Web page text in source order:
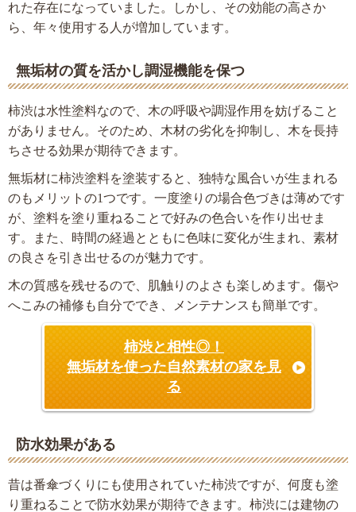
れた存在になっていました。しかし、その効能の高さか
ら、年々使用する人が増加しています。
無垢材の質を活かし調湿機能を保つ
柿渋は水性塗料なので、木の呼吸や調湿作用を妨げること
がありません。そのため、木材の劣化を抑制し、木を長持
ちさせる効果が期待できます。
無垢材に柿渋塗料を塗装すると、独特な風合いが生まれる
のもメリットの1つです。一度塗りの場合色づきは薄めです
が、塗料を塗り重ねることで好みの色合いを作り出せま
す。また、時間の経過とともに色味に変化が生まれ、素材
の良さを引き出せるのが魅力です。
木の質感を残せるので、肌触りのよさも楽しめます。傷や
へこみの補修も自分ででき、メンテナンスも簡単です。
柿渋と相性◎！
無垢材を使った自然素材の家を見
る
防水効果がある
昔は番傘づくりにも使用されていた柿渋ですが、何度も塗
り重ねることで防水効果が期待できます。柿渋には建物の